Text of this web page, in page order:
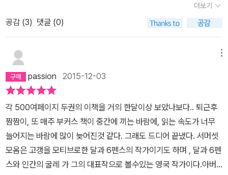
라 하고 싶은 대로 하게 만드는 마음인 것이다. 그 ‘어쩔 수 없는 마
음'의 힘은 강력한 것이다. 2. 시행착오의 인생 선천적으로 다리
백부는 필립에게 정을 주지 않고 엄격하게 대하기만 한다. 필립은 학
교를 우등으로 마친 다음 옥스퍼드에 진학하는 것도 나쁘지 않겠지만
학교를 그만두기로 한다. 학교를 다니는 게 싫었다. 필립은 런던에 가
서 ‘공인회계사’라는 직업을 갖기 위한 일을 배운다. 하지만 필립은 자
기가 사무실에서 장부 계산이나 하는 이런 일보다는 더 훌륭한 일에
어울린다는 생각이 들었고, 장부 계산과 같은 일을 자기가 썩 잘해 내
지 못한다는 걸 알고 창피스러워 한다. 그런 필립에게 헤이워드가 다
음과 같이 편지를 보냈다. (…) 인생을 살 만하게 해주는 것은 세상에
두고 속도를 내어 다 읽을 수 있었다. 의외로 뒤로 갈수록 책장이 술술
넘어가고 재미가 있었다. 일전에 서머셋 몸의 <<달과 6펜스>>를 보
며 작가의 문장력과 이야기 만들어내는 능력을 감탄했는데 이번 책을
통해 다시 한 번 확인할 수 있었다. 달과 6펜스가 천재의 이야기라
찍 여의고 사제인 백부의 손에서 자라는 절뚝발이 필립은 부족한 사
랑과 콤플렉스로 인해 불우한 학창 시절을 보낸다. 머리는 좋아 학업
에는 뒤지지 않으나 그는 남들이 부러워하는 학교에 진학해 종교인이
되고 싶은 생각이 없다. 남은 학창 시절을 스스로 마무리하고 독일에
가 백부가 주는 돈으로 지식을 쌓아 나가던 중 갑자기 미술 공부가 하
고 싶어져 파리로 가고자 한다. 백부의 반대에도 불구하고 파리에 가
자유로움에 취해 있었던 필립은 그림으로 성공한 사람이 많지 않고,
더보기
공감 (3) 댓글 (0)
passion 2015-12-03
각 500여페이지 두권의 이책을 거의 한달이상 보았나보다.. 퇴근후
짬짬이, 또 매주 부커스 책이 중간에 끼는 바람에, 읽는 속도가 너무
늘어지는 바람에 많이 늦어진것 같다. 그래도 드디어 끝냈다. 서머셋
모옴은 고갱을 모티브로한 달과 6펜스의 작가이기도 하며 , 달과 6펜
스와 인간의 굴레 가 그의 대표작으로 볼수있는 영국 작가이다.아버